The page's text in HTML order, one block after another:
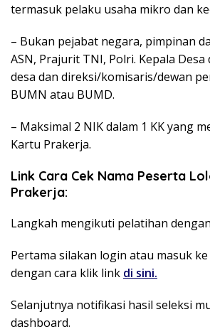
termasuk pelaku usaha mikro dan
– Bukan pejabat negara, pimpinan
ASN, Prajurit TNI, Polri. Kepala
desa dan direksi/komisaris/dewan
BUMN atau BUMD.
– Maksimal 2 NIK dalam 1 KK yang
Kartu Prakerja.
Link Cara Cek Nama Peserta
Prakerja:
Langkah mengikuti pelatihan
Pertama silakan login atau masuk
dengan cara klik link di sini.
Selanjutnya notifikasi hasil seleksi
dashboard.